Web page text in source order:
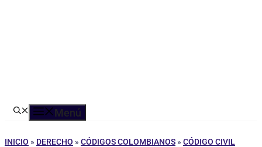
Menú
INICIO » DERECHO » CÓDIGOS COLOMBIANOS » CÓDIGO CIVIL